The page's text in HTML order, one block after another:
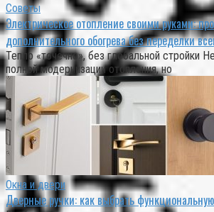
Советы
Электрическое отопление своими руками:
дополнительного обогрева без переделки
Тепло «точечно», без глобальной стройки
полной модернизации отопления, но
Окна и двери
Дверные ручки: как выбрать